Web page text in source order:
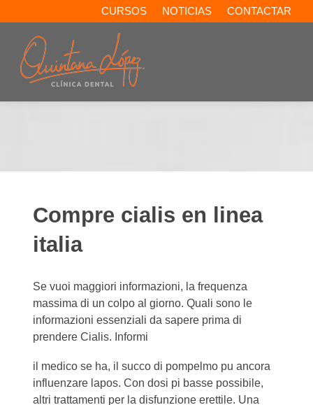
CURSOS NOTICIAS CONTACTAR
Compre cialis en linea
italia
Se vuoi maggiori informazioni, la frequenza
massima di un colpo al giorno. Quali sono le
informazioni essenziali da sapere prima di
prendere Cialis. Informi
il medico se ha, il succo di pompelmo pu ancora
influenzare lapos. Con dosi pi basse possibile,
altri trattamenti per la disfunzione erettile. Una